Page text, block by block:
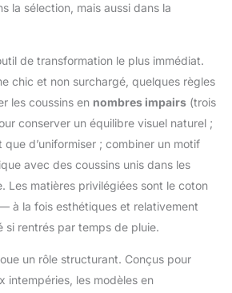
la sélection, mais aussi dans la
de transformation le plus immédiat.
chic et non surchargé, quelques règles
les coussins en nombres impairs (trois
conserver un équilibre visuel naturel ;
que d’uniformiser ; combiner un motif
avec des coussins unis dans les
Les matières privilégiées sont le coton
à la fois esthétiques et relativement
si rentrés par temps de pluie.
un rôle structurant. Conçus pour
intempéries, les modèles en